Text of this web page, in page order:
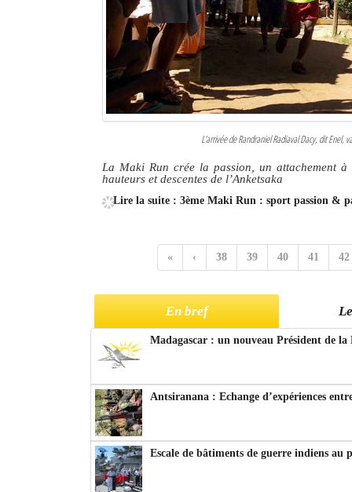
L'arrivée de Randraniel Radiaval Dacy, dit Enel,
La Maki Run crée la passion, un attachement
hauteurs et descentes de l’Anketsaka
Lire la suite : 3ème Maki Run : sport passion &
« ‹ 38 39 40 41 42
En bref
Madagascar : un nouveau Président de
Antsiranana : Echange d’expériences
Escale de bâtiments de guerre indiens au